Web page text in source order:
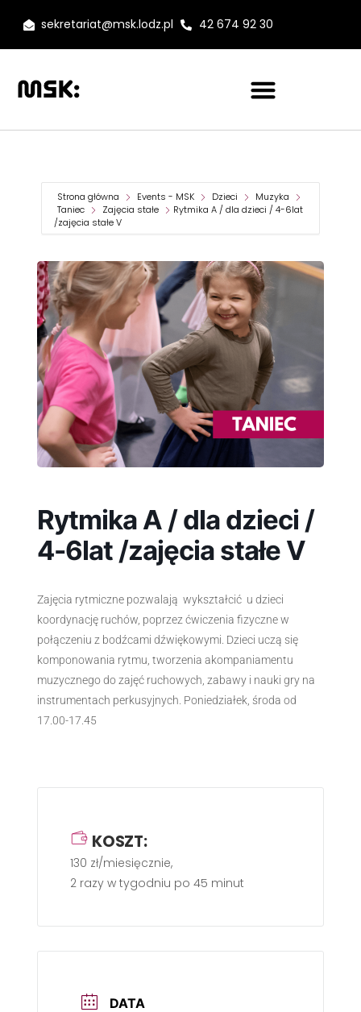
sekretariat@msk.lodz.pl 42 674 92 30
Strona główna Events - MSK Dzieci
Muzyka
Taniec
Zajęcia stałe
Rytmika A / dla dzieci / 4-6lat
/zajęcia stałe V
Rytmika A / dla dzieci /
4-6lat /zajęcia stałe V
Zajęcia rytmiczne pozwalają wykształcić u dzieci
koordynację ruchów, poprzez ćwiczenia fizyczne w
połączeniu z bodźcami dźwiękowymi. Dzieci uczą się
komponowania rytmu, tworzenia akompaniamentu
muzycznego do zajęć ruchowych, zabawy i nauki gry na
instrumentach perkusyjnych. Poniedziałek, środa od
17.00-17.45
KOSZT:
130 zł/miesięcznie,
2 razy w tygodniu po 45 minut
DATA